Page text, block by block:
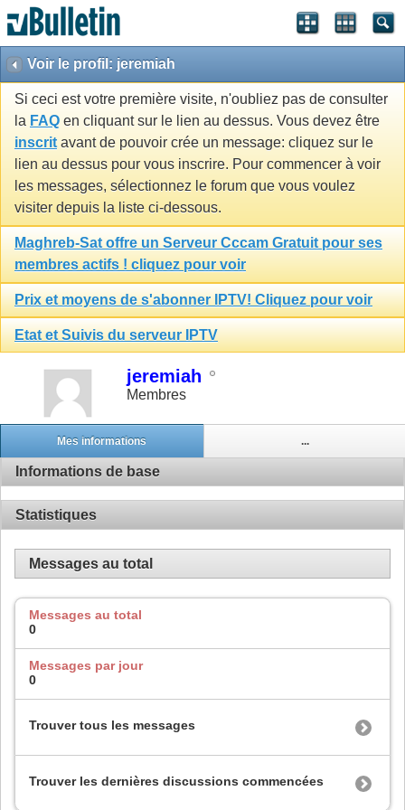
Voir le profil: jeremiah
Si ceci est votre première visite, n'oubliez pas de consulter
la FAQ en cliquant sur le lien au dessus. Vous devez être
inscrit avant de pouvoir crée un message: cliquez sur le
lien au dessus pour vous inscrire. Pour commencer à voir
les messages, sélectionnez le forum que vous voulez
visiter depuis la liste ci-dessous.
Maghreb-Sat offre un Serveur Cccam Gratuit pour ses
membres actifs ! cliquez pour voir
Prix et moyens de s'abonner IPTV! Cliquez pour voir
Etat et Suivis du serveur IPTV
jeremiah
Membres
Mes informations ...
Informations de base
Statistiques
Messages au total
Messages au total
0
Messages par jour
0
Trouver tous les messages
Trouver les dernières discussions commencées